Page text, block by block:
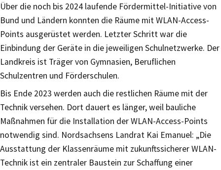
Über die noch bis 2024 laufende Fördermittel-Initiative von
Bund und Ländern konnten die Räume mit WLAN-Access-
Points ausgerüstet werden. Letzter Schritt war die
Einbindung der Geräte in die jeweiligen Schulnetzwerke. Der
Landkreis ist Träger von Gymnasien, Beruflichen
Schulzentren und Förderschulen.
Bis Ende 2023 werden auch die restlichen Räume mit der
Technik versehen. Dort dauert es länger, weil bauliche
Maßnahmen für die Installation der WLAN-Access-Points
notwendig sind. Nordsachsens Landrat Kai Emanuel: „Die
Ausstattung der Klassenräume mit zukunftssicherer WLAN-
Technik ist ein zentraler Baustein zur Schaffung einer